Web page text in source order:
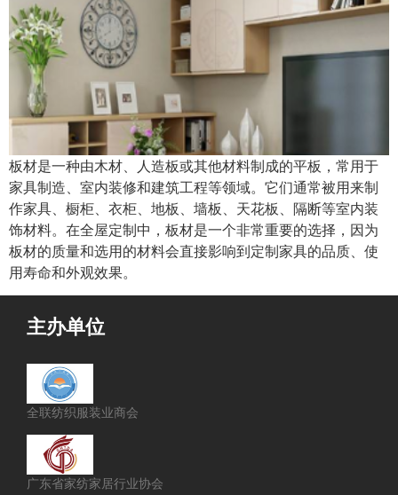
板材是一种由木材、人造板或其他材料制成的平板，常用于
家具制造、室内装修和建筑工程等领域。它们通常被用来制
作家具、橱柜、衣柜、地板、墙板、天花板、隔断等室内装
饰材料。在全屋定制中，板材是一个非常重要的选择，因为
板材的质量和选用的材料会直接影响到定制家具的品质、使
用寿命和外观效果。
主办单位
全联纺织服装业商会
广东省家纺家居行业协会